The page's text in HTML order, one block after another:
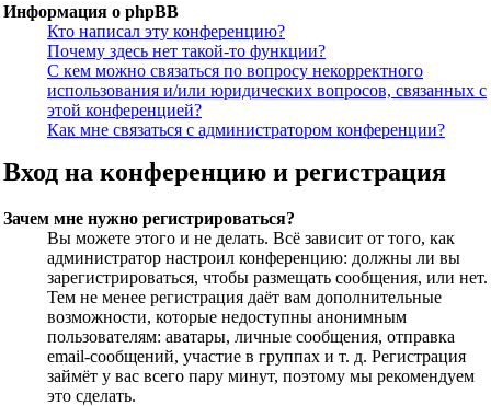
Информация о phpBB
Кто написал эту конференцию?
Почему здесь нет такой-то функции?
С кем можно связаться по вопросу некорректного
использования и/или юридических вопросов, связанных с
этой конференцией?
Как мне связаться с администратором конференции?
Вход на конференцию и регистрация
Зачем мне нужно регистрироваться?
Вы можете этого и не делать. Всё зависит от того, как
администратор настроил конференцию: должны ли вы
зарегистрироваться, чтобы размещать сообщения, или нет.
Тем не менее регистрация даёт вам дополнительные
возможности, которые недоступны анонимным
пользователям: аватары, личные сообщения, отправка
email-сообщений, участие в группах и т. д. Регистрация
займёт у вас всего пару минут, поэтому мы рекомендуем
это сделать.